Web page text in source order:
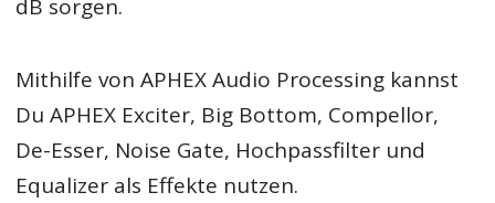
dB sorgen.
Mithilfe von APHEX Audio Processing kannst
Du APHEX Exciter, Big Bottom, Compellor,
De-Esser, Noise Gate, Hochpassfilter und
Equalizer als Effekte nutzen.